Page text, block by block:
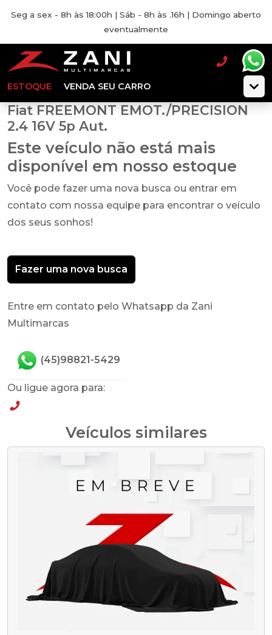
Seg a sex - 8h às 18:00h | Sáb - 8h às .16h | Domingo aberto
eventualmente
ESTOQUE VENDA SEU CARRO
Fiat FREEMONT EMOT./PRECISION
2.4 16V 5p Aut.
Este veículo não está mais
disponível em nosso estoque
Você pode fazer uma nova busca ou entrar em
contato com nossa equipe para encontrar o veículo
dos seus sonhos!
Fazer uma nova busca
Entre em contato pelo Whatsapp da Zani
Multimarcas
(45)98821-5429
Ou ligue agora para:
Veículos similares